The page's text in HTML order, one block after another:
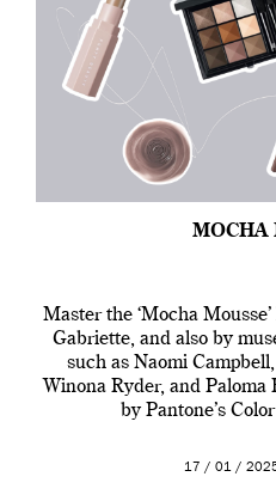
MOCHA
Master the ‘Mocha
Gabriette, and also by
such as Naomi
Winona Ryder, and Paloma
by Pantone’s
17 / 01 /